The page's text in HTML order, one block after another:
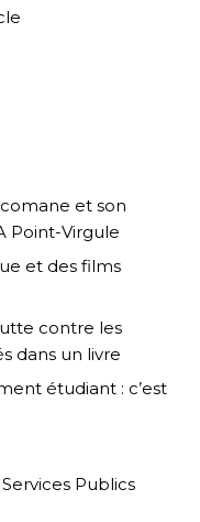
et son
Point-Virgule
et des films
contre les
dans un livre
étudiant : c’est
Publics